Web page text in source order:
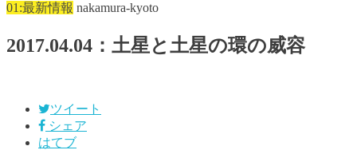
01:最新情報 nakamura-kyoto
2017.04.04：土星と土星の環の威容
ツイート
シェア
はてブ